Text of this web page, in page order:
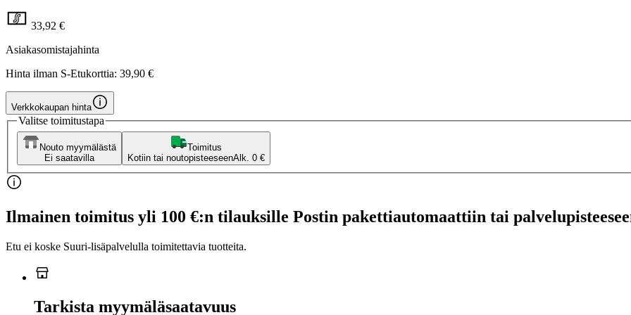
33,92 €
Asiakasomistajahinta
Hinta ilman S-Etukorttia: 39,90 €
Verkkokaupan hinta
Valitse toimitustapa
Nouto myymälästä
Ei saatavilla
Toimitus
Kotiin tai noutopisteeseenAlk. 0 €
Ilmainen toimitus yli 100 €:n tilauksille Postin pakettiautomaattiin tai
Etu ei koske Suuri‑lisäpalvelulla toimitettavia tuotteita.
Tarkista myymäläsaatavuus